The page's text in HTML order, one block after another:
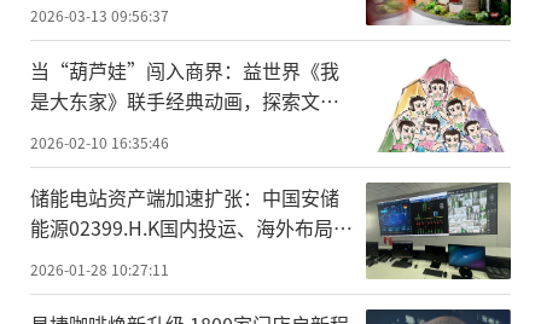
2026-03-13 09:56:37
当“葫芦娃”闯入商界：益世界《我
是大东家》联手经典动画，探索文化
IP联动新范式
2026-02-10 16:35:46
储能电站资产端加速扩张：中国安储
能源02399.H.K国内投运、海外布局同
步推进
2026-01-28 10:27:11